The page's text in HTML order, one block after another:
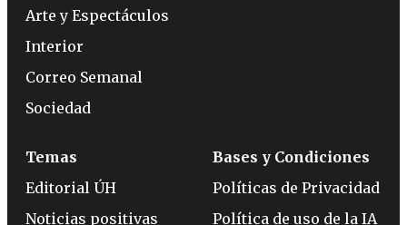
Arte y Espectáculos
Interior
Correo Semanal
Sociedad
Temas
Editorial ÚH
Noticias positivas
Bases y Condiciones
Políticas de Privacidad
Política de uso de la IA